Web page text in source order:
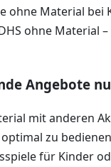
ohne Material bei
ohne Material
Angebote
mit anderen
zu
für Kinder